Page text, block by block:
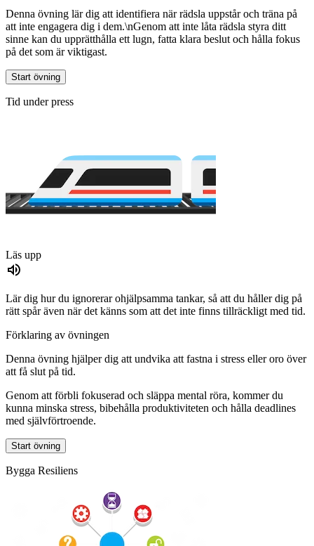
Denna övning lär dig att identifiera när rädsla uppstår och träna på
att inte engagera dig i dem.\nGenom att inte låta rädsla styra ditt
sinne kan du upprätthålla ett lugn, fatta klara beslut och hålla fokus
på det som är viktigast.
Start övning
Tid under press
Läs upp
Lär dig hur du ignorerar ohjälpsamma tankar, så att du håller dig på
rätt spår även när det känns som att det inte finns tillräckligt med tid.
Förklaring av övningen
Denna övning hjälper dig att undvika att fastna i stress eller oro över
att få slut på tid.
Genom att förbli fokuserad och släppa mental röra, kommer du
kunna minska stress, bibehålla produktiviteten och hålla deadlines
med självförtroende.
Start övning
Bygga Resiliens